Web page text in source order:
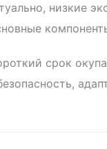
низкие
срок